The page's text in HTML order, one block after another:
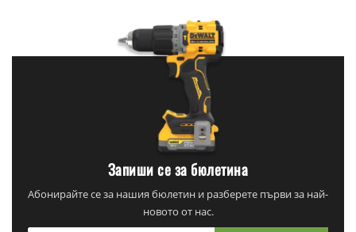
Запиши се за бюлетина
Абонирайте се за нашия бюлетин и разберете първи за най-
новото от нас.